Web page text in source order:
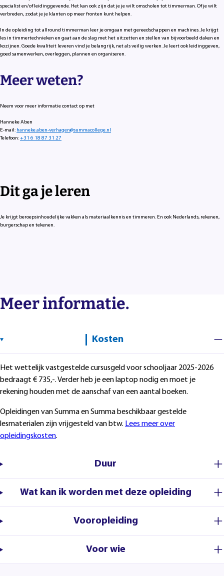
specialist en/of leidinggevende. Het kan ook zijn dat je je wilt omscholen tot timmerman. Of je wilt
verbreden, zodat je je klanten op meer fronten kunt helpen.
In de opleiding tot allround timmerman leer je omgaan met gereedschappen en machines. Je krijgt
les in timmertechnieken en gaat aan de slag met het uitzetten en stellen van bijvoorbeeld daken en
kozijnen. Goede kwaliteit leveren vind je belangrijk, net als veilig werken. Je leert ook leidinggeven,
goed samenwerken, overleggen, plannen en organiseren.
Meer weten?
Neem voor meer informatie contact op met
Hanneke Aben
E-mail: hanneke.aben-verhagen@summacollege.nl
Telefoon:+31 6 18 87 31 27
Dit ga je leren
Je krijgt beroepsinhoudelijke vakken als materiaalkennis en timmeren. En ook Nederlands, rekenen,
burgerschap en tekenen.
Meer informatie.
Kosten
Het wettelijk vastgestelde cursusgeld voor schooljaar 2025-2026
bedraagt € 735,-. Verder heb je een laptop nodig en moet je
rekening houden met de aanschaf van een aantal boeken.
Opleidingen van Summa en Summa beschikbaar gestelde
lesmaterialen zijn vrijgesteld van btw. Lees meer over
opleidingskosten.
Duur
Wat kan ik worden met deze opleiding
Vooropleiding
Voor wie